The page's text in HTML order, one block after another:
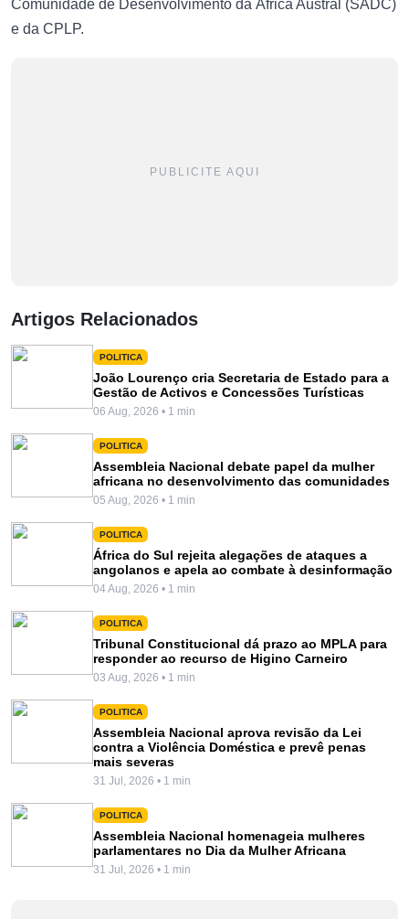
Comunidade de Desenvolvimento da África Austral (SADC)
e da CPLP.
PUBLICITE AQUI
Artigos Relacionados
POLITICA
João Lourenço cria Secretaria de Estado para a
Gestão de Activos e Concessões Turísticas
06 Aug, 2026 • 1 min
POLITICA
Assembleia Nacional debate papel da mulher
africana no desenvolvimento das comunidades
05 Aug, 2026 • 1 min
POLITICA
África do Sul rejeita alegações de ataques a
angolanos e apela ao combate à desinformação
04 Aug, 2026 • 1 min
POLITICA
Tribunal Constitucional dá prazo ao MPLA para
responder ao recurso de Higino Carneiro
03 Aug, 2026 • 1 min
POLITICA
Assembleia Nacional aprova revisão da Lei
contra a Violência Doméstica e prevê penas
mais severas
31 Jul, 2026 • 1 min
POLITICA
Assembleia Nacional homenageia mulheres
parlamentares no Dia da Mulher Africana
31 Jul, 2026 • 1 min